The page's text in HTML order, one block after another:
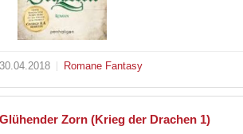
30.04.2018 Romane Fantasy
Glühender Zorn (Krieg der Drachen 1)